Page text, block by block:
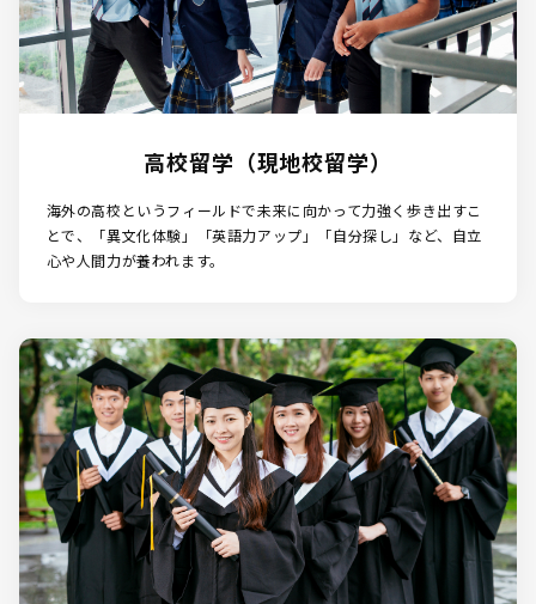
高校留学（現地校留学）
海外の高校というフィールドで未来に向かって力強く歩き出すこ
とで、「異文化体験」「英語力アップ」「自分探し」など、自立
心や人間力が養われます。